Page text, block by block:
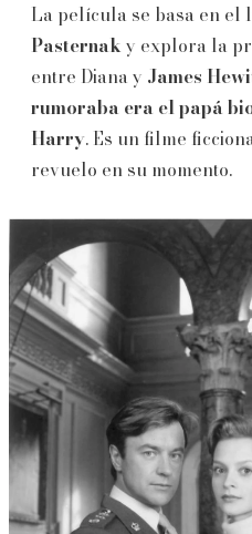
La película se basa en el
Pasternak y explora la
entre Diana y James
rumoraba era el papá
Harry. Es un filme
revuelo en su momento.